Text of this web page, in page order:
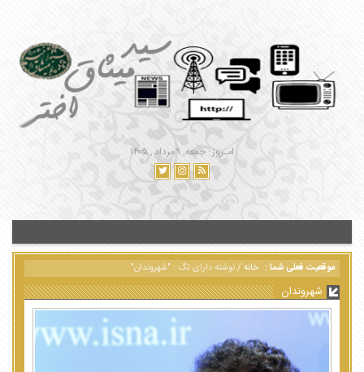
امـروز : جمعه, ۹ مرداد , ۱۴۰۵
موقعیت فعلی شما : خانه/نوشته دارای تگ : "شهروندان"
شهروندان